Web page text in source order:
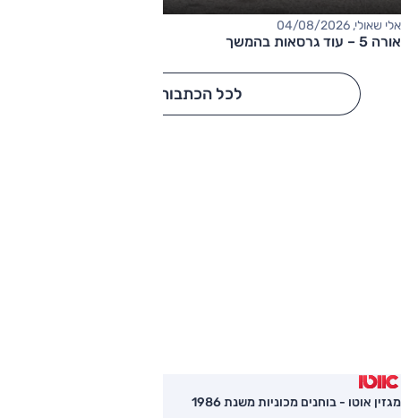
אלי שאולי, 04/08/2026
אורה 5 – עוד גרסאות בהמשך
לכל הכתבות
מגזין אוטו - בוחנים מכוניות משנת 1986